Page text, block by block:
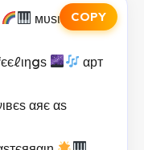
COPY
мυѕιc αяє α
αрт
αяє αѕ